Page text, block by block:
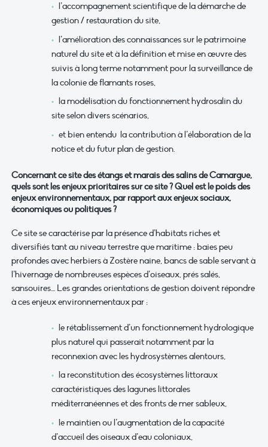
l’accompagnement scientifique de la démarche de
gestion / restauration du site,
l’amélioration des connaissances sur le patrimoine
naturel du site et à la définition et mise en œuvre des
suivis à long terme notamment pour la surveillance de
la colonie de flamants roses,
la modélisation du fonctionnement hydrosalin du
site selon divers scénarios,
et bien entendu la contribution à l’élaboration de la
notice et du futur plan de gestion.
Concernant ce site des étangs et marais des salins de Camargue,
quels sont les enjeuxprioritairessur ce site ?Quel est le poids des
enjeux environnementaux, par rapport aux enjeux sociaux,
économiques ou politiques ?
Ce site se caractérise par la présence d’habitats riches et
diversifiés tant au niveau terrestre que maritime : baies peu
profondes avec herbiers à Zostère naine, bancs de sable servant à
l’hivernage de nombreuses espèces d’oiseaux, prés salés,
sansouires… Les grandes orientations de gestion doivent répondre
à ces enjeux environnementaux par :
le rétablissement d’un fonctionnement hydrologique
plus naturel qui passerait notamment par la
reconnexion avec les hydrosystèmes alentours,
la reconstitution des écosystèmes littoraux
caractéristiques des lagunes littorales
méditerranéennes et des fronts de mer sableux,
le maintien ou l’augmentation de la capacité
d’accueil des oiseaux d’eau coloniaux,